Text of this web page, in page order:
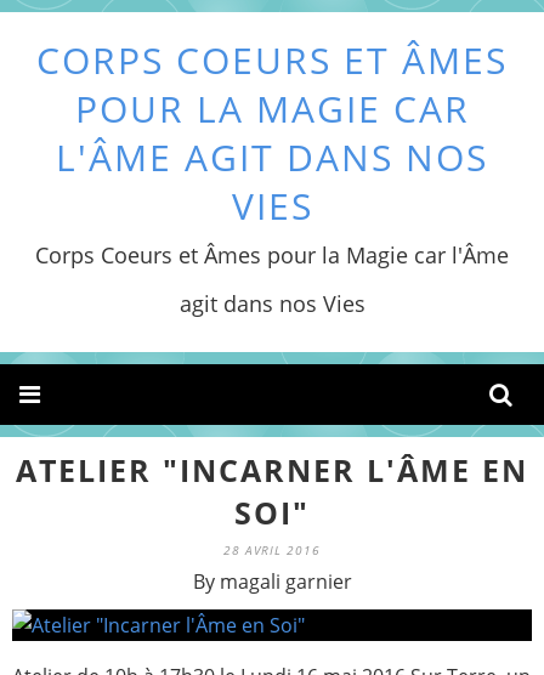
CORPS COEURS ET ÂMES
POUR LA MAGIE CAR
L'ÂME AGIT DANS NOS
VIES
Corps Coeurs et Âmes pour la Magie car l'Âme
agit dans nos Vies
ATELIER "INCARNER L'ÂME EN
SOI"
28 AVRIL 2016
By magali garnier